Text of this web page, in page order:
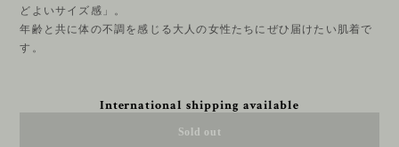
どよいサイズ感」。
年齢と共に体の不調を感じる大人の女性たちにぜひ届けたい肌着で
す。
International shipping available
Sold out